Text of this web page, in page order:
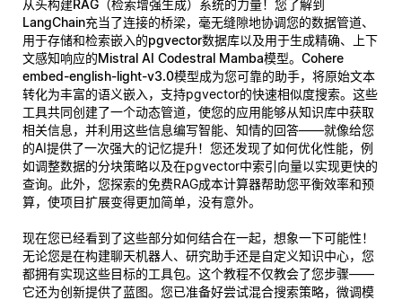
从头构建RAG（检索增强生成）系统的力量！您了解到
LangChain充当了连接的桥梁，毫无缝隙地协调您的数据管道、
用于存储和检索嵌入的pgvector数据库以及用于生成精确、上下
文感知响应的Mistral AI Codestral Mamba模型。 Cohere
embed-english-light-v3.0模型成为您可靠的助手，将原始文本
转化为丰富的语义嵌入，支持pgvector的快速相似度搜索。这些
工具共同创建了一个动态管道，使您的应用能够从知识库中获取
相关信息，并利用这些信息编写智能、知情的回答——就像给您
的AI提供了一次强大的记忆提升！您还发现了如何优化性能，例
如调整数据的分块策略以及在pgvector中索引向量以实现更快的
查询。此外，您探索的免费RAG成本计算器帮助您平衡效率和预
算，使项目扩展变得更加简单，没有意外。
现在您已经看到了这些部分如何结合在一起，想象一下可能性！
无论您是在构建聊天机器人、研究助手还是自定义知识中心，您
都拥有实现这些目标的工具包。这个教程不仅教会了您步骤——
它还为创新提供了蓝图。您已准备好尝试混合搜索策略，微调模